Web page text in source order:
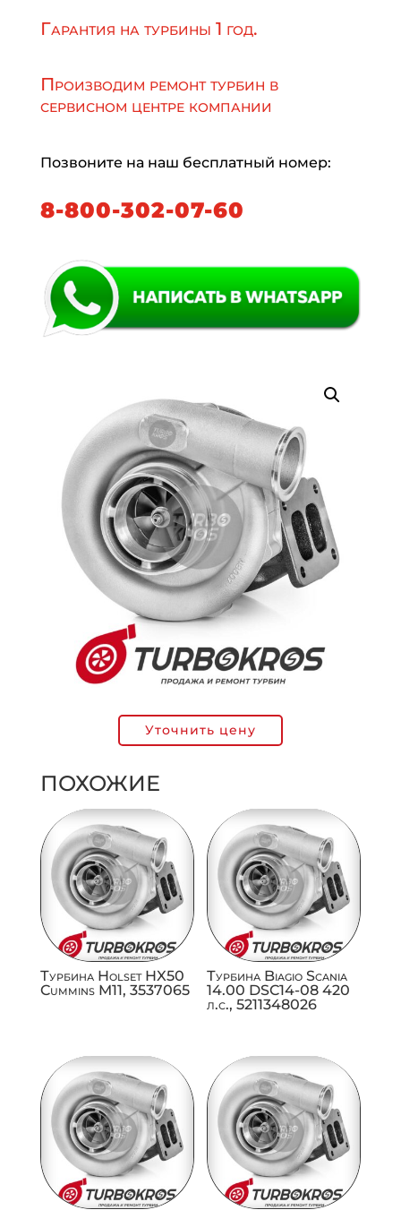
Гарантия на турбины 1 год.
Производим ремонт турбин в
сервисном центре компании
Позвоните на наш бесплатный номер:
8-800-302-07-60
Уточнить цену
ПОХОЖИЕ
Турбина Holset HX50
Cummins M11, 3537065
Турбина Biagio Scania
14.00 DSC14-08 420
л.с., 5211348026